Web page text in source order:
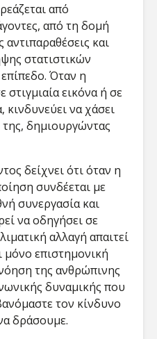
από
από τη δομή
και
στατιστικών
Όταν η
στιγμιαία εικόνα ή σε
να χάσει
δημιουργώντας
δείχνει ότι όταν η
συνδέεται με
συνεργασία και
να οδηγήσει σε
αλλαγή απαιτεί
επιστημονική
της ανθρώπινης
δυναμικής που
τον κίνδυνο
δράσουμε.